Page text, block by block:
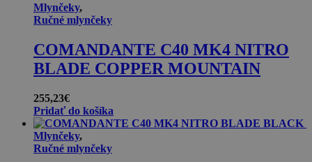
Mlynčeky,
Ručné mlynčeky
COMANDANTE C40 MK4 NITRO
BLADE COPPER MOUNTAIN
255,23€
Pridať do košíka
Mlynčeky,
Ručné mlynčeky